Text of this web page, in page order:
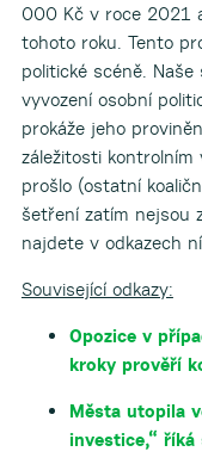
000 Kč v roce 2021
tohoto roku. Tento
politické scéně.
vyvození osobní
prokáže jeho
záležitosti kontrolním
prošlo (ostatní
šetření zatím nejsou
najdete v odkazech
Související odkazy:
Opozice v
kroky prověří
Města utopila
investice,“